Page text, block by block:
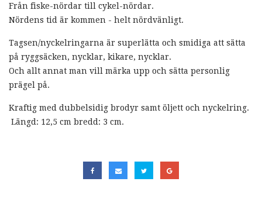
Från fiske-nördar till cykel-nördar.
Nördens tid är kommen - helt nördvänligt.
Tagsen/nyckelringarna är superlätta och smidiga att sätta
på ryggsäcken, nycklar, kikare, nycklar.
Och allt annat man vill märka upp och sätta personlig
prägel på.
Kraftig med dubbelsidig brodyr samt öljett och nyckelring.
Längd: 12,5 cm bredd: 3 cm.